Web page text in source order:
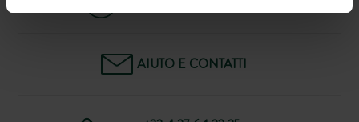
AIUTO E CONTATTI